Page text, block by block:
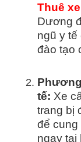
Thuê
Dương
ngũ y tế
đào tạo
tế: Xe
trang bị
để cung
ngay tại